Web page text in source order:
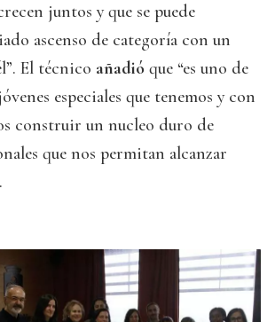
juntos y que se puede
ascenso de categoría con un
El técnico añadió que “es uno de
especiales que tenemos y con
construir un nucleo duro de
que nos permitan alcanzar